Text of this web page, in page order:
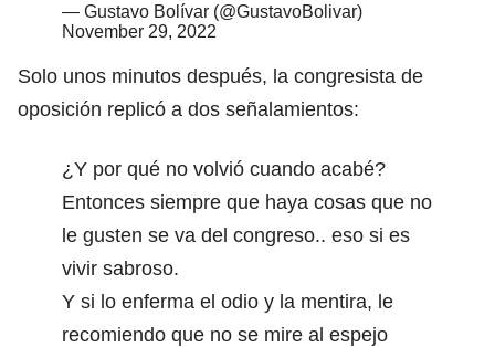
— Gustavo Bolívar (@GustavoBolivar)
November 29, 2022
Solo unos minutos después, la congresista de
oposición replicó a dos señalamientos:
¿Y por qué no volvió cuando acabé?
Entonces siempre que haya cosas que no
le gusten se va del congreso.. eso si es
vivir sabroso.
Y si lo enferma el odio y la mentira, le
recomiendo que no se mire al espejo